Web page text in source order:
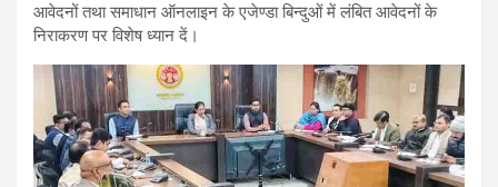
आवेदनों तथा समाधान ऑनलाइन के एजेण्डा बिन्दुओं में लंबित आवेदनों के
निराकरण पर विशेष ध्यान दें।